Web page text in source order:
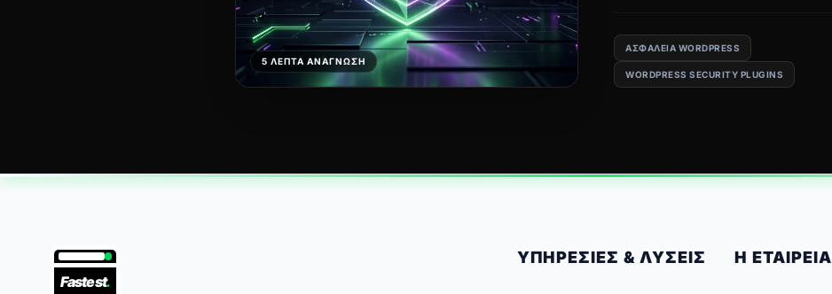
5 ΛΕΠΤΆ ΑΝΆΓΝΩΣΗ
ΑΣΦΆΛΕΙΑ WORDPRESS
WORDPRESS SECURITY PLUGINS
Fastest.
ΥΠΗΡΕΣΊΕΣ & ΛΎΣΕΙΣ Η ΕΤΑΙΡΕΊΑ